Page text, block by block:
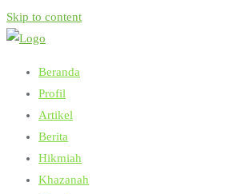
Skip to content
Beranda
Profil
Artikel
Berita
Hikmiah
Khazanah